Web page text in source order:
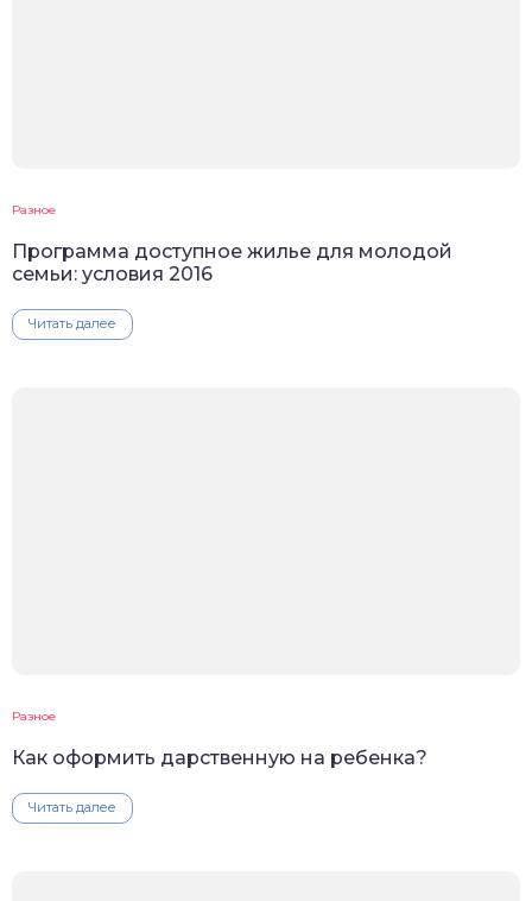
Разное
Программа доступное жилье для молодой
семьи: условия 2016
Читать далее
Разное
Как оформить дарственную на ребенка?
Читать далее